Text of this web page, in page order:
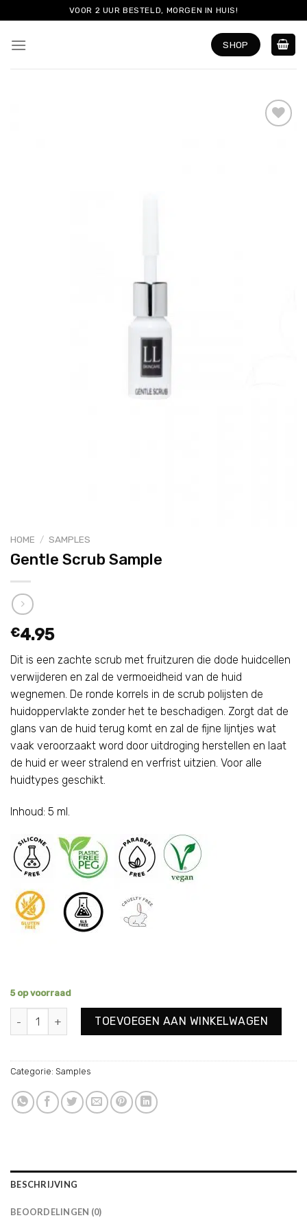
to
content
VOOR 2 UUR BESTELD, MORGEN IN HUIS!
SHOP
HOME / SAMPLES
Gentle Scrub Sample
€4.95
Dit is een zachte scrub met fruitzuren die dode huidcellen
verwijderen en zal de vermoeidheid van de huid
wegnemen. De ronde korrels in de scrub polijsten de
huidoppervlakte zonder het te beschadigen. Zorgt dat de
glans van de huid terug komt en zal de fijne lijntjes wat
vaak veroorzaakt word door uitdroging herstellen en laat
de huid er weer stralend en verfrist uitzien. Voor alle
huidtypes geschikt.
Inhoud: 5 ml.
5 op voorraad
Gentle Scrub Sample aantalTOEVOEGEN AAN WINKELWAGEN
Categorie: Samples
BESCHRIJVING
BEOORDELINGEN (0)